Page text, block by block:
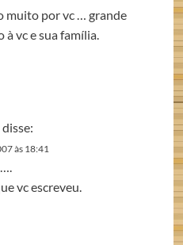
muito por vc … grande
à vc e sua família.
disse:
às 18:41
vc escreveu.